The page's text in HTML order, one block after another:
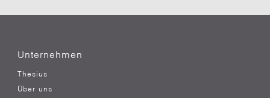
Unternehmen
Thesius
Über uns